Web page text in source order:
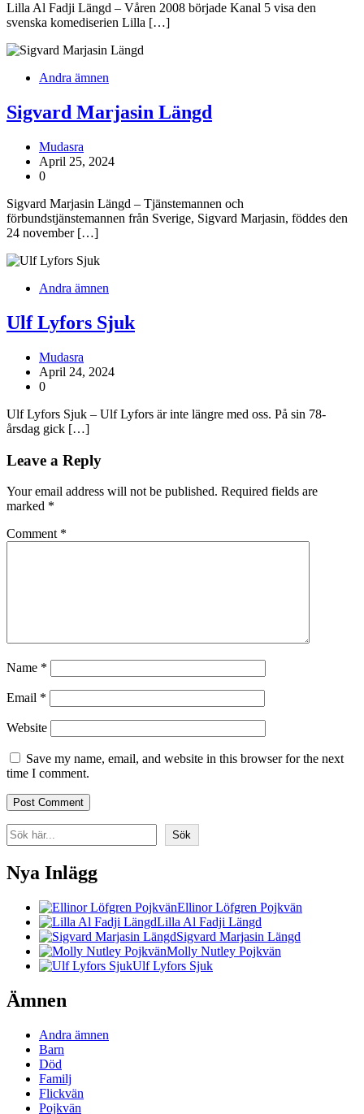
Lilla Al Fadji Längd – Våren 2008 började Kanal 5 visa den
svenska komediserien Lilla […]
Andra ämnen
Sigvard Marjasin Längd
Mudasra
April 25, 2024
0
Sigvard Marjasin Längd – Tjänstemannen och
förbundstjänstemannen från Sverige, Sigvard Marjasin, föddes den
24 november […]
Andra ämnen
Ulf Lyfors Sjuk
Mudasra
April 24, 2024
0
Ulf Lyfors Sjuk – Ulf Lyfors är inte längre med oss. På sin 78-
årsdag gick […]
Leave a Reply
Your email address will not be published. Required fields are
marked *
Comment *
Name *
Email *
Website
Save my name, email, and website in this browser for the next
time I comment.
Search Sök
Nya Inlägg
Ellinor Löfgren Pojkvän
Lilla Al Fadji Längd
Sigvard Marjasin Längd
Molly Nutley Pojkvän
Ulf Lyfors Sjuk
Ämnen
Andra ämnen
Barn
Död
Familj
Flickvän
Pojkvän